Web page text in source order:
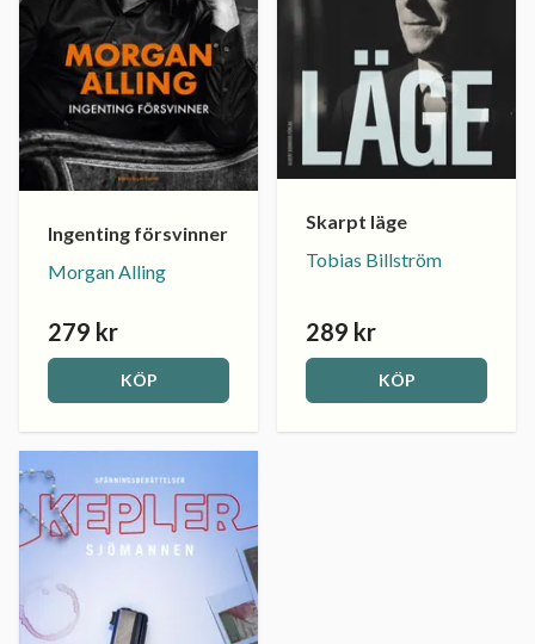
Ingenting försvinner
Morgan Alling
279 kr
KÖP
Skarpt läge
Tobias Billström
289 kr
KÖP